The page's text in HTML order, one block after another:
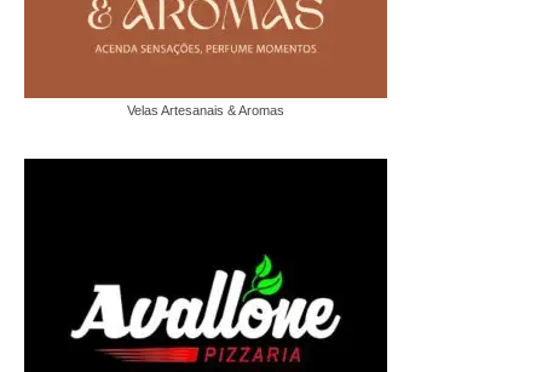
Velas Artesanais & Aromas